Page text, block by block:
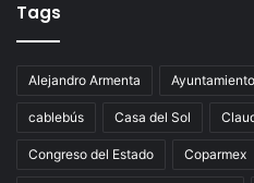
Tags
Alejandro Armenta
cablebús Casa del Sol
Congreso del Estado Coparmex